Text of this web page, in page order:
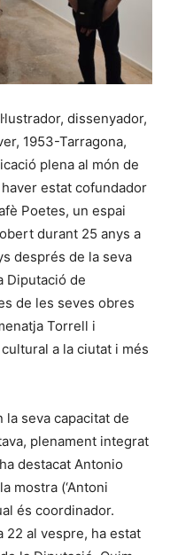
dissenyador,
1953-Tarragona,
plena al món de
estat cofundador
Poetes, un espai
durant 25 anys a
després de la seva
Diputació de
de les seves obres
Torrell i
a la ciutat i més
la seva capacitat de
plenament integrat
destacat Antonio
mostra (‘Antoni
és coordinador.
22 al vespre, ha estat